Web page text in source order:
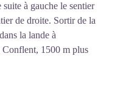
à gauche le sentier
de droite. Sortir de la
la lande à
Conflent, 1500 m plus